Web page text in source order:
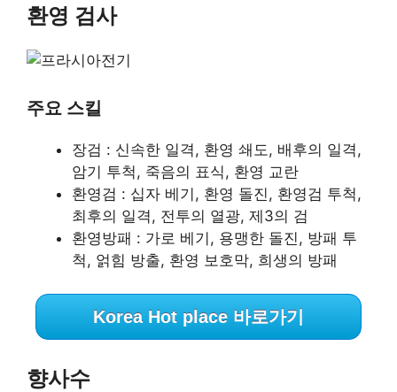
환영 검사
주요 스킬
장검 : 신속한 일격, 환영 쇄도, 배후의 일격,
암기 투척, 죽음의 표식, 환영 교란
환영검 : 십자 베기, 환영 돌진, 환영검 투척,
최후의 일격, 전투의 열광, 제3의 검
환영방패 : 가로 베기, 용맹한 돌진, 방패 투
척, 얽힘 방출, 환영 보호막, 희생의 방패
Korea Hot place 바로가기
향사수